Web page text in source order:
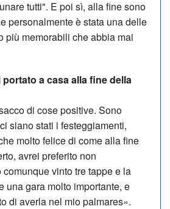
tutti". E poi sì, alla fine sono
personalmente è stata una delle
più memorabili che abbia mai
a casa alla fine della
di cose positive. Sono
siano stati i festeggiamenti,
molto felice di come alla fine
avrei preferito non
vinto tre tappe e la
una gara molto importante, e
di averla nel mio palmares».